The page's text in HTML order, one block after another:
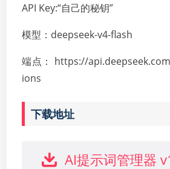
API Key:“自己的秘钥”
模型：deepseek-v4-flash
端点： https://
ions
下载地址
AI提示词管理器